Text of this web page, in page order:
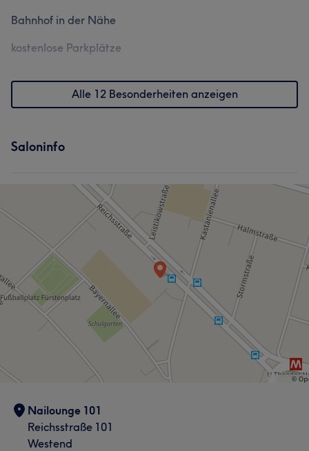
67 Außergewöhnlich
Rücksichtsvoll
Bahnhof in der Nähe
kostenlose Parkplätze
Alle 12 Besonderheiten anzeigen
Saloninfo
Nailounge 101
Reichsstraße 101
Westend